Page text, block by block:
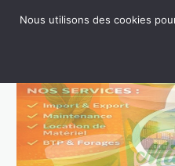
Nous utilisons des cookies